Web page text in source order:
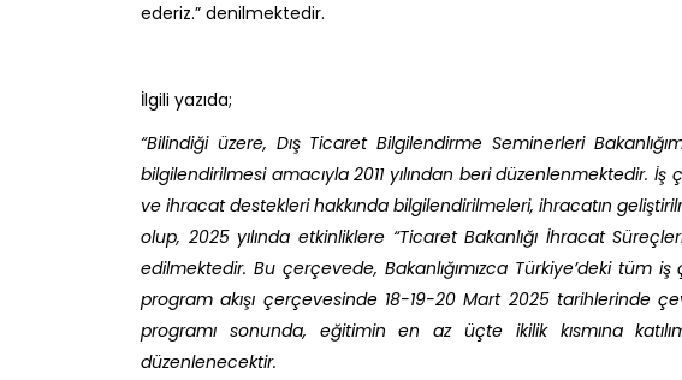
ederiz.” denilmektedir.
İlgili yazıda;
“Bilindiği üzere, Dış Ticaret Bilgilendirme Seminerleri
bilgilendirilmesi amacıyla 2011 yılından beri düzenlenmektedir.
ve ihracat destekleri hakkında bilgilendirilmeleri, ihracatın
olup, 2025 yılında etkinliklere “Ticaret Bakanlığı İhracat
edilmektedir. Bu çerçevede, Bakanlığımızca Türkiye’deki tüm
program akışı çerçevesinde 18-19-20 Mart 2025 tarihlerinde
programı sonunda, eğitimin en az üçte ikilik kısmına
düzenlenecektir.